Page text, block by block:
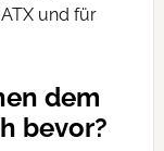
und für
dem
bevor?